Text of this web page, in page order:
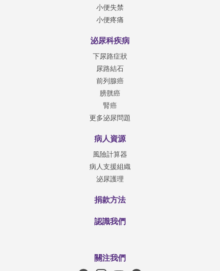
小便失禁
小便疼痛
泌尿科疾病
下尿路症狀
尿路結石
前列腺癌
膀胱癌
腎癌
更多泌尿問題
病人資源
風險計算器
病人支援組織
泌尿護理
捐款方法
認識我們
關注我們